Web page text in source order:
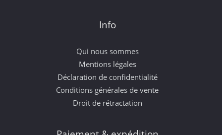
Info
Qui nous sommes
Mentions légales
Déclaration de confidentialité
Conditions générales de vente
Droit de rétractation